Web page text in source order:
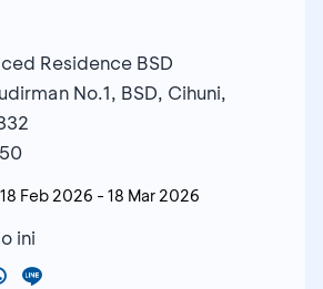
Residence BSD
No.1, BSD, Cihuni,
18 Feb 2026 - 18 Mar 2026
ini